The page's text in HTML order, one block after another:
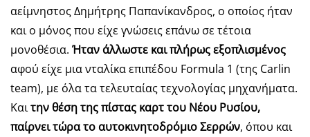
αείμνηστος Δημήτρης Παπανίκανδρος, ο οποίος ήταν
και ο μόνος που είχε γνώσεις επάνω σε τέτοια
μονοθέσια. Ήταν άλλωστε και πλήρως εξοπλισμένος
αφού είχε μια νταλίκα επιπέδου Formula 1 (της Carlin
team), με όλα τα τελευταίας τεχνολογίας μηχανήματα.
Καιτην θέση της πίστας καρτ του Νέου Ρυσίου,
παίρνει τώρα το αυτοκινητοδρόμιο Σερρών, όπου και